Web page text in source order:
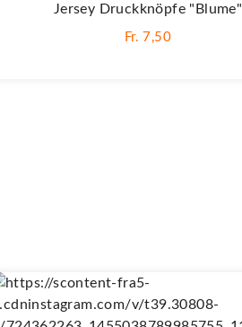
Jersey Druckknöpfe "Blume"
Fr. 7,50